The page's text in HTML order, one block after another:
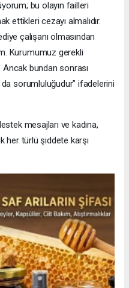
bu olayın failleri
ettikleri cezayı almalıdır.
çalışanı olmasından
Kurumumuz gerekli
bundan sonrası
sorumluluğudur” ifadelerini
mesajları ve kadına,
her türlü şiddete karşı